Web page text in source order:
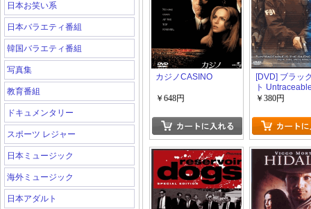
日本お笑い系
日本バラエティ番組
韓国バラエティ番組
写真集
教育番組
ドキュメンタリー
スポーツ レジャー
日本ミュージック
海外ミュージック
日本アダルト
カジノCASINO
￥648円
[DVD] ブラッ
ト
￥380円